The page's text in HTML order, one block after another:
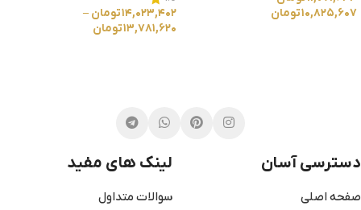
۱۰,۸۲۵,۶۰۷تومان
۱۴,۰۲۳,۴۰۲تومان –
۱۳,۷۸۱,۶۲۰تومان
دسترسی آسان
صفحه اصلی
لینک های مفید
سوالات متداول